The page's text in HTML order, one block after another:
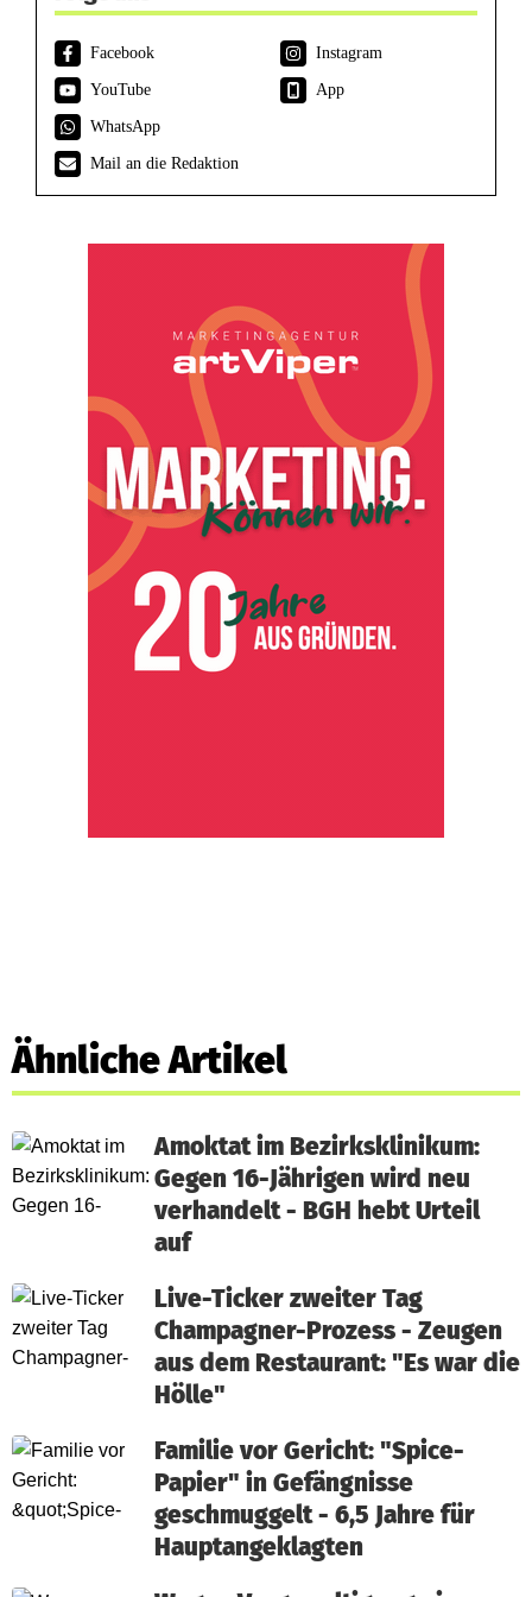
Facebook
Instagram
YouTube
App
WhatsApp
Mail an die Redaktion
Ähnliche Artikel
Amoktat im Bezirksklinikum:
Gegen 16-Jährigen wird neu
verhandelt - BGH hebt Urteil
auf
Live-Ticker zweiter Tag
Champagner-Prozess - Zeugen
aus dem Restaurant: "Es war die
Hölle"
Familie vor Gericht: "Spice-
Papier" in Gefängnisse
geschmuggelt - 6,5 Jahre für
Hauptangeklagten